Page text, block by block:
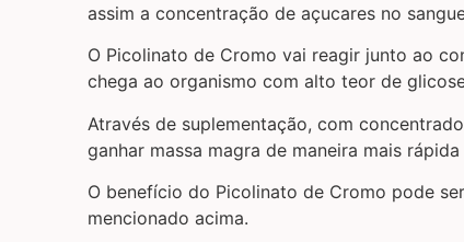
assim a concentração de açucares no
O Picolinato de Cromo vai reagir junto ao
chega ao organismo com alto teor de
Através de suplementação, com
ganhar massa magra de maneira mais rápida
O benefício do Picolinato de Cromo pode
mencionado acima.